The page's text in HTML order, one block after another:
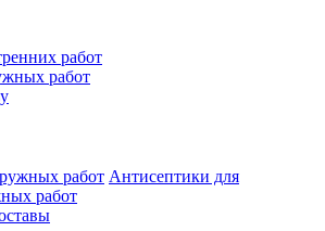
работ
работ
работ Антисептики для
работ